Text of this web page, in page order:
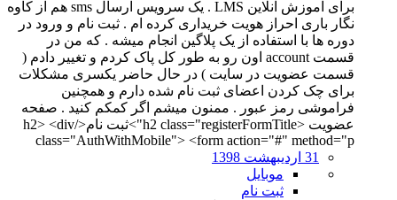
برای آموزش آنلاین LMS . یک سرویس ارسال sms هم از کاوه
نگار باری احراز هویت خریداری کرده ام . ثبت نام و ورود در
دوره ها با استفاده از یک پلاگین انجام میشه . که من در
قسمت account اون رو به طور کل پاک کردم و تغییر دادم (
قسمت عضویت در سایت ) در حال حاضر یکسری مشکلات
برای چک کردن اعضای ثبت نام شده دارم و همچنین
فراموشی رمز عبور . ممنون میشم اگر کمکم کنید . صفحه
عضویت <h2 class="registerFormTitle">ثبت نام</h2> <div
class="AuthWithMobile"> <form action="#" method="p
31 اردیبهشت 1398
موبایل
ثبت نام